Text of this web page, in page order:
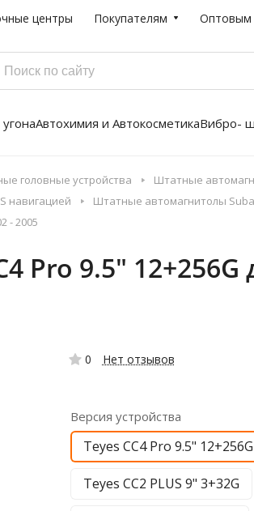
центры Покупателям Оптовым
Автохимия и АвтокосметикаВибро-
головные устройства
Штатные
навигацией
Штатные автомагнитолы
- 2005
Pro 9.5"
0 Нет отзывов
Версия устройства
Teyes CC4 Pro 9.5" 12+256G
Teyes CC2 PLUS 9" 3+32G